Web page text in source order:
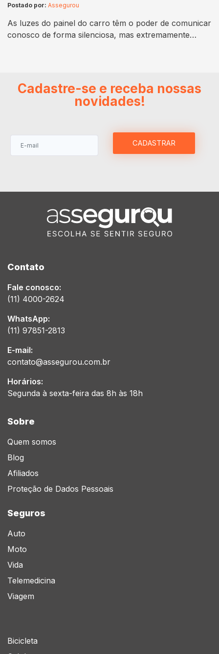
Postado por: Assegurou
As luzes do painel do carro têm o poder de comunicar
conosco de forma silenciosa, mas extremamente
veículo. Se você já se viu se perguntando o que a luz
amarela no painel está tentando…
Cadastre-se e receba nossas
novidades!
CADASTRAR
Contato
Fale conosco:
(11) 4000-2624
WhatsApp:
(11) 97851-2813
E-mail:
contato@assegurou.com.br
Horários:
Segunda à sexta-feira das 8h às 18h
Sobre
Quem somos
Blog
Afiliados
Proteção de Dados Pessoais
Seguros
Auto
Moto
Vida
Telemedicina
Viagem
Bicicleta